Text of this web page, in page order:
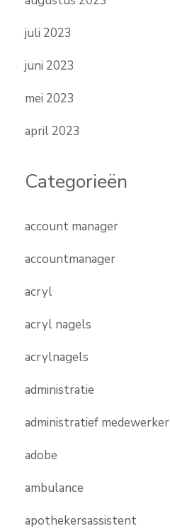
juli 2023
juni 2023
mei 2023
april 2023
Categorieën
account manager
accountmanager
acryl
acryl nagels
acrylnagels
administratie
administratief medewerker
adobe
ambulance
apothekersassistent